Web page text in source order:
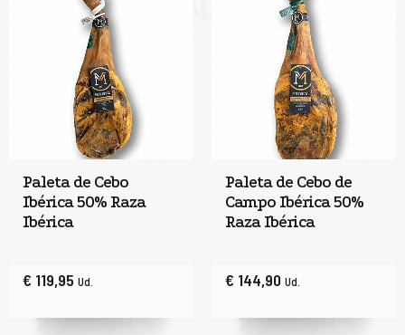
Paleta de Cebo
Ibérica 50% Raza
Ibérica
€ 119,95 Ud.
Paleta de Cebo de
Campo Ibérica 50%
Raza Ibérica
€ 144,90 Ud.